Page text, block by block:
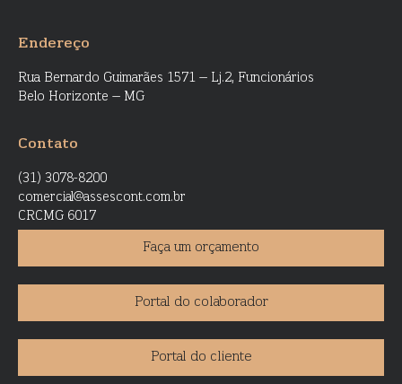
Endereço
Rua Bernardo Guimarães 1571 – Lj.2, Funcionários
Belo Horizonte – MG
Contato
(31) 3078-8200
comercial@assescont.com.br
CRCMG 6017
Faça um orçamento
Portal do colaborador
Portal do cliente